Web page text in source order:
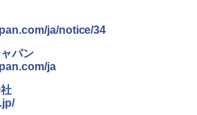
ャンパーズコレクション 山善] 傘みたいに
るだけ パッとサッとテント ブラックコ
ィング フルクローズ メッシュ 3-4人用
設置 ポップアップテント エクルベージ
仕様) PATC-150B(EB)
ンターライト 強力 小型 緑色/赤色/青紫色
充電式 高精度 超長距離照射 長時間使用
安全ロック付き 高安全性 金属製耐久 コ
クト多機能設計 持ち運び便利 アウトド
オフィス/教育現場/展示会用 緑
ja/notice/34
パン
ja